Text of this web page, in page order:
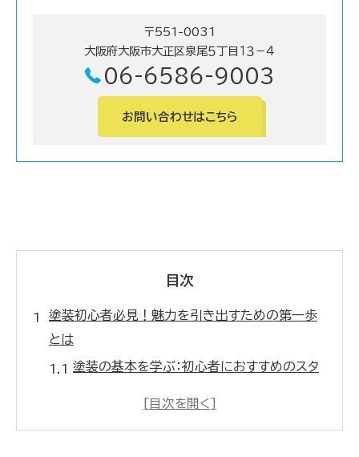
〒551-0031
大阪府大阪市大正区泉尾５丁目１３－４
06-6586-9003
お問い合わせはこちら
目次
塗装初心者必見！魅力を引き出すための第一歩
とは
塗装の基本を学ぶ：初心者におすすめのスタ